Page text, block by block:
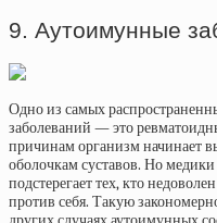
9. Аутоимунные
Одно из самых
заболеваний — это
причинам организм начинает
оболочкам суставов. Но медики
подстерегает тех, кто
против себя. Такую